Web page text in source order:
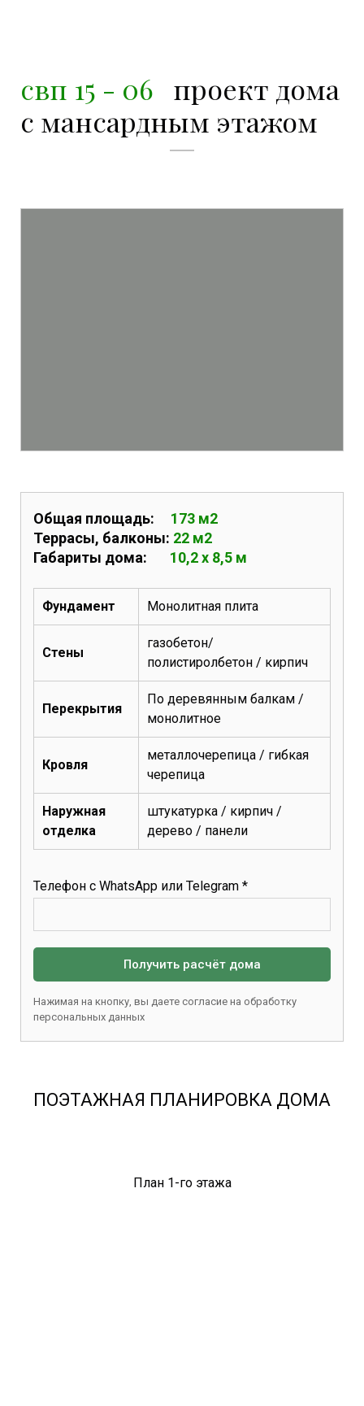
свп 15 - 06 проект дома
с мансардным этажом
Общая площадь: 173 м2
Террасы, балконы: 22 м2
Габариты дома: 10,2 х 8,5 м
Фундамент Монолитная плита
Стены
газобетон/
полистиролбетон / кирпич
Перекрытия
По деревянным балкам /
монолитное
Кровля
металлочерепица / гибкая
черепица
Наружная
отделка
штукатурка / кирпич /
дерево / панели
Телефон с WhatsApp или Telegram *
Получить расчёт дома
Нажимая на кнопку, вы даете согласие на обработку
персональных данных
ПОЭТАЖНАЯ ПЛАНИРОВКА ДОМА
План 1-го этажа